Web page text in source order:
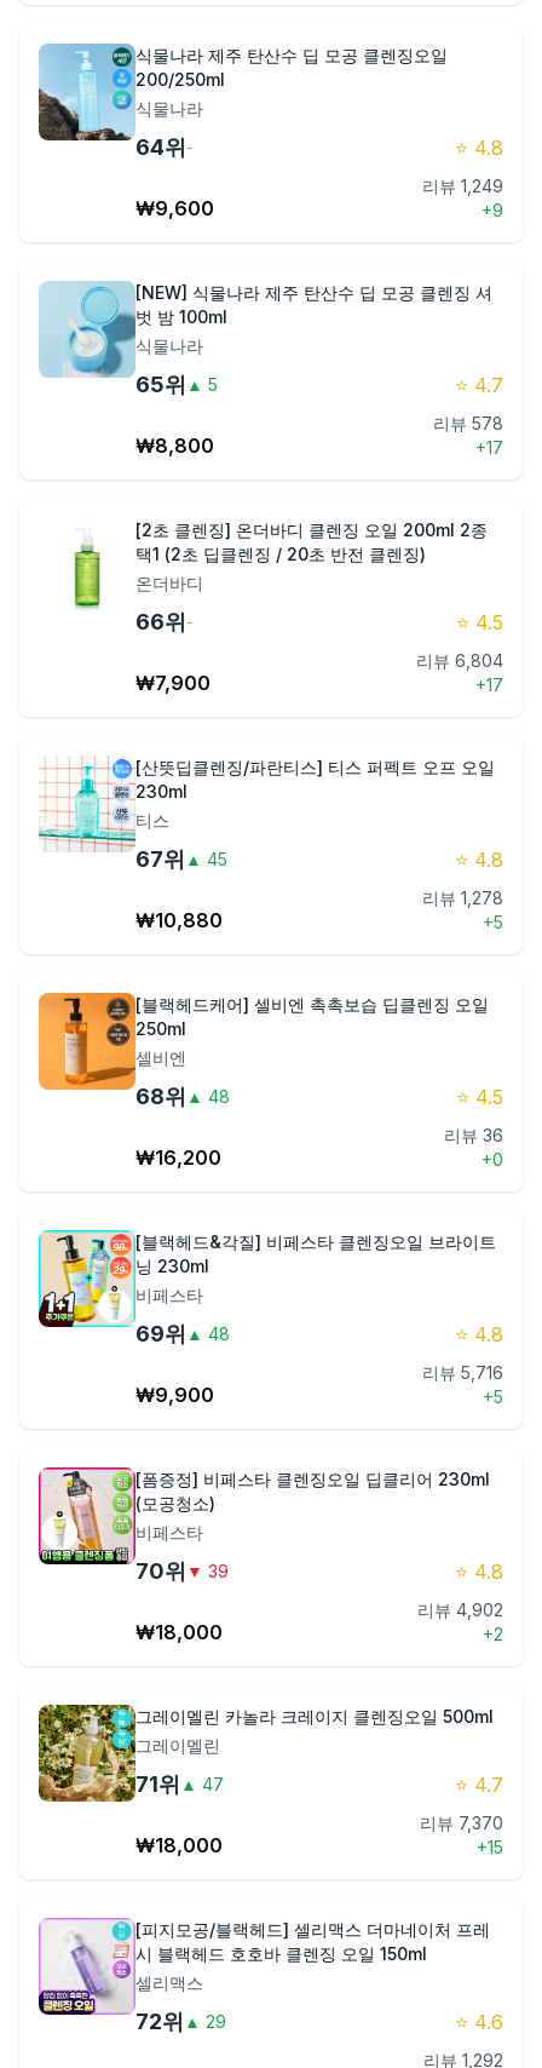
식물나라 제주 탄산수 딥 모공 클렌징오일
200/250ml
식물나라
64위 - ⭐ 4.8
₩9,600
리뷰 1,249
+9
[NEW] 식물나라 제주 탄산수 딥 모공 클렌징 셔
벗 밤 100ml
식물나라
65위 ▲ 5 ⭐ 4.7
₩8,800
리뷰 578
+17
[2초 클렌징] 온더바디 클렌징 오일 200ml 2종
택1 (2초 딥클렌징 / 20초 반전 클렌징)
온더바디
66위 - ⭐ 4.5
₩7,900
리뷰 6,804
+17
[산뜻딥클렌징/파란티스] 티스 퍼펙트 오프 오일
230ml
티스
67위 ▲ 45 ⭐ 4.8
₩10,880
리뷰 1,278
+5
[블랙헤드케어] 셀비엔 촉촉보습 딥클렌징 오일
250ml
셀비엔
68위 ▲ 48 ⭐ 4.5
₩16,200
리뷰 36
+0
[블랙헤드&각질] 비페스타 클렌징오일 브라이트
닝 230ml
비페스타
69위 ▲ 48 ⭐ 4.8
₩9,900
리뷰 5,716
+5
[폼증정] 비페스타 클렌징오일 딥클리어 230ml
(모공청소)
비페스타
70위 ▼ 39 ⭐ 4.8
₩18,000
리뷰 4,902
+2
그레이멜린 카놀라 크레이지 클렌징오일 500ml
그레이멜린
71위 ▲ 47 ⭐ 4.7
₩18,000
리뷰 7,370
+15
[피지모공/블랙헤드] 셀리맥스 더마네이처 프레
시 블랙헤드 호호바 클렌징 오일 150ml
셀리맥스
72위 ▲ 29 ⭐ 4.6
리뷰 1,292